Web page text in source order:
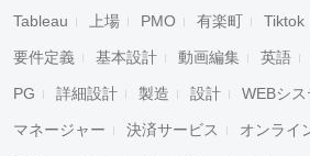
Tableau 上場 PMO 有楽町 Tiktok
要件定義 基本設計 動画編集 英語
PG 詳細設計 製造 設計 WEBシス
マネージャー 決済サービス オンライ